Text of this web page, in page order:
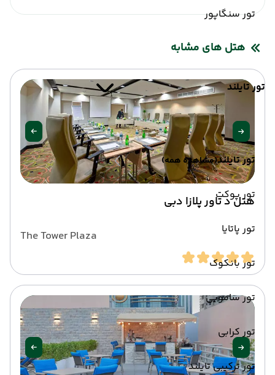
تور سنگاپور
تور تایلند
تور تایلند(مشاهده همه)
تور پوکت
تور پاتایا
تور بانکوک
تور سامویی
تور کرابی
تور ترکیبی تایلند
هتل های مشابه
هتل د تاور پلازا دبی
The Tower Plaza